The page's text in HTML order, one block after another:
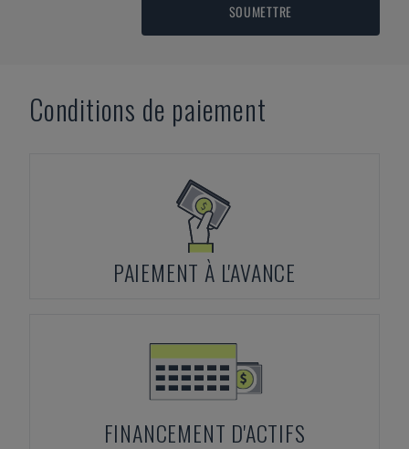
SOUMETTRE
Conditions de paiement
PAIEMENT À L'AVANCE
FINANCEMENT D'ACTIFS